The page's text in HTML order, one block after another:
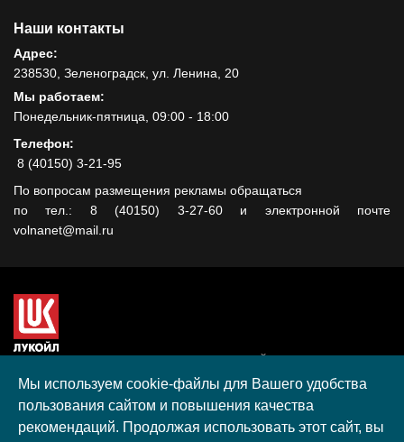
Наши контакты
Адрес:
238530, Зеленоградск, ул. Ленина, 20
Мы работаем:
Понедельник-пятница, 09:00 - 18:00
Телефон:
8 (40150) 3-21-95
По вопросам размещения рекламы обращаться
по тел.: 8 (40150) 3-27-60 и электронной почте
volnanet@mail.ru
гранта, полученного в рамках XIII Конкурса социальных и
культурных проектов ПАО "ЛУКОЙЛ" на территории
Калининградской области в 2020 году
Согласие на обработку персональных данных
Мы используем cookie-файлы для Вашего удобства
пользования сайтом и повышения качества
рекомендаций. Продолжая использовать этот сайт, вы